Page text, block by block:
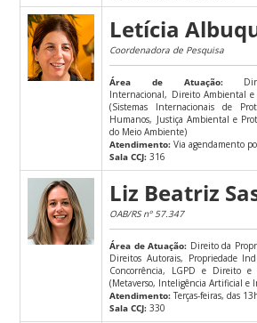
Letícia
Coordenadora de Pesquisa
Área de Atuação:
Internacional, Direito Ambiental
(Sistemas Internacionais de
Humanos, Justiça Ambiental e
do Meio Ambiente)
Atendimento: Via agendamento
Sala CCJ: 316
Liz Beatriz
OAB/RS nº 57.347
Área de Atuação: Direito da
Direitos Autorais, Propriedade
Concorrência, LGPD e Direito e
(Metaverso, Inteligência Artificial e
Atendimento:Terças-feiras, das
Sala CCJ: 330